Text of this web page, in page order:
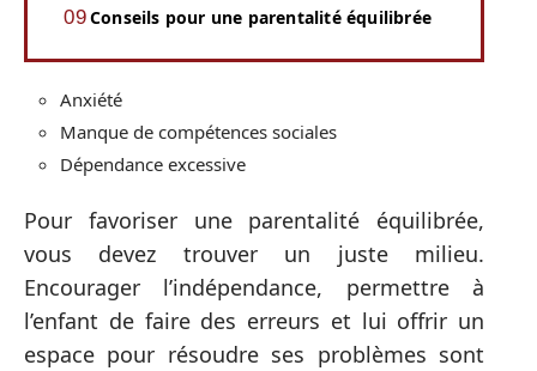
Conseils pour une parentalité équilibrée
Anxiété
Manque de compétences sociales
Dépendance excessive
Pour favoriser une parentalité équilibrée,
vous devez trouver un juste milieu.
Encourager l’indépendance, permettre à
l’enfant de faire des erreurs et lui offrir un
espace pour résoudre ses problèmes sont